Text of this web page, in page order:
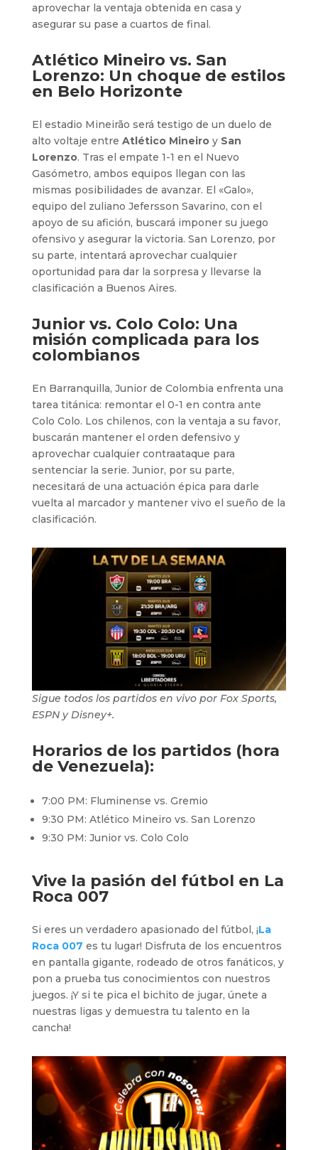
aprovechar la ventaja obtenida en casa y
asegurar su pase a cuartos de final.
Atlético Mineiro vs. San
Lorenzo: Un choque de estilos
en Belo Horizonte
El estadio Mineirão será testigo de un duelo de
alto voltaje entre Atlético MineiroySan
Lorenzo. Tras el empate 1-1 en el Nuevo
Gasómetro, ambos equipos llegan con las
mismas posibilidades de avanzar. El «Galo»,
equipo del zuliano Jefersson Savarino, con el
apoyo de su afición, buscará imponer su juego
ofensivo y asegurar la victoria. San Lorenzo, por
su parte, intentará aprovechar cualquier
oportunidad para dar la sorpresa y llevarse la
clasificación a Buenos Aires.
Junior vs. Colo Colo: Una
misión complicada para los
colombianos
En Barranquilla, Junior de Colombia enfrenta una
tarea titánica: remontar el 0-1 en contra ante
Colo Colo. Los chilenos, con la ventaja a su favor,
buscarán mantener el orden defensivo y
aprovechar cualquier contraataque para
sentenciar la serie. Junior, por su parte,
necesitará de una actuación épica para darle
vuelta al marcador y mantener vivo el sueño de la
clasificación.
Sigue todos los partidos en vivo por Fox Sports,
ESPN y Disney+.
Horarios de los partidos (hora
de Venezuela):
7:00 PM: Fluminense vs. Gremio
9:30 PM: Atlético Mineiro vs. San Lorenzo
9:30 PM: Junior vs. Colo Colo
Vive la pasión del fútbol en La
Roca 007
Si eres un verdadero apasionado del fútbol, ¡La
Roca 007 es tu lugar! Disfruta de los encuentros
en pantalla gigante, rodeado de otros fanáticos, y
pon a prueba tus conocimientos con nuestros
juegos. ¡Y si te pica el bichito de jugar, únete a
nuestras ligas y demuestra tu talento en la
cancha!